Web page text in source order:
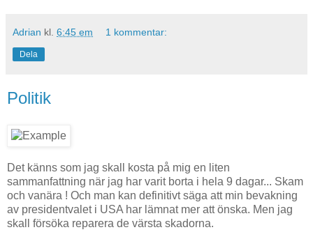
Adrian kl. 6:45 em 1 kommentar:
Dela
Politik
Det känns som jag skall kosta på mig en liten
sammanfattning när jag har varit borta i hela 9 dagar... Skam
och vanära ! Och man kan definitivt säga att min bevakning
av presidentvalet i USA har lämnat mer att önska. Men jag
skall försöka reparera de värsta skadorna.